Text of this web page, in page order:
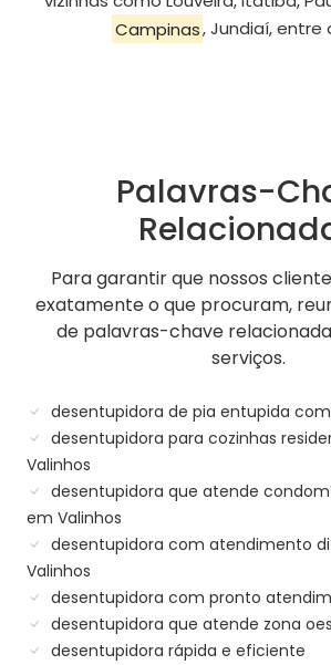
Campinas, Jundiaí, entre
Palavras-
Para garantir que nossos
exatamente o que procuram,
de palavras-chave
serviços.
desentupidora de pia entupida
desentupidora para cozinhas
Valinhos
desentupidora que atende
em Valinhos
desentupidora com atendimento
Valinhos
desentupidora com pronto
desentupidora que atende zona
desentupidora rápida e eficiente